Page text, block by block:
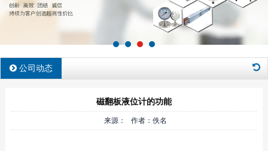
公司动态
磁翻板液位计的功能
来源： 作者：佚名